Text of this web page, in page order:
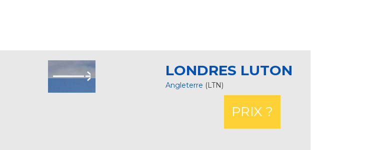
LONDRES LUTON
Angleterre (LTN)
PRIX ?